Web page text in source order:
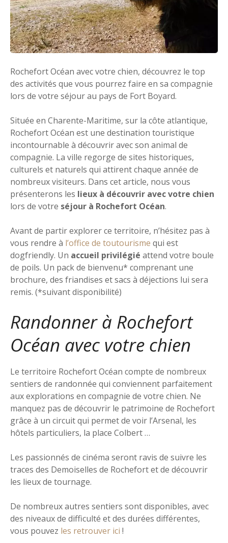
Rochefort Océan avec votre chien, découvrez le top
des activités que vous pourrez faire en sa compagnie
lors de votre séjour au pays de Fort Boyard.
Située en Charente-Maritime, sur la côte atlantique,
Rochefort Océan est une destination touristique
incontournable à découvrir avec son animal de
compagnie. La ville regorge de sites historiques,
culturels et naturels qui attirent chaque année de
nombreux visiteurs. Dans cet article, nous vous
présenterons les lieux à découvrir avec votre chien
lors de votre séjour à Rochefort Océan.
Avant de partir explorer ce territoire, n’hésitez pas à
vous rendre à l’office de toutourisme qui est
dogfriendly. Un accueil privilégié attend votre boule
de poils. Un pack de bienvenu* comprenant une
brochure, des friandises et sacs à déjections lui sera
remis. (*suivant disponibilité)
Randonner à Rochefort
Océan avec votre chien
Le territoire Rochefort Océan compte de nombreux
sentiers de randonnée qui conviennent parfaitement
aux explorations en compagnie de votre chien. Ne
manquez pas de découvrir le patrimoine de Rochefort
grâce à un circuit qui permet de voir l’Arsenal, les
hôtels particuliers, la place Colbert …
Les passionnés de cinéma seront ravis de suivre les
traces des Demoiselles de Rochefort et de découvrir
les lieux de tournage.
De nombreux autres sentiers sont disponibles, avec
des niveaux de difficulté et des durées différentes,
vous pouvez les retrouver ici !